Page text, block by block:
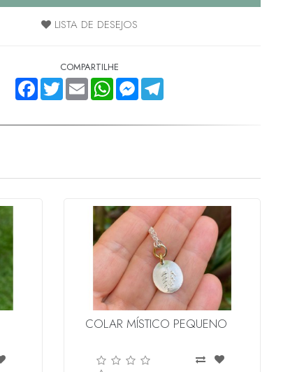
LISTA DE DESEJOS
COMPARTILHE
FACEBOOKTWITTEREMAIL WHATSAPPMESSENGER
TELEGRAM
COLAR MÍSTICO PEQUENO